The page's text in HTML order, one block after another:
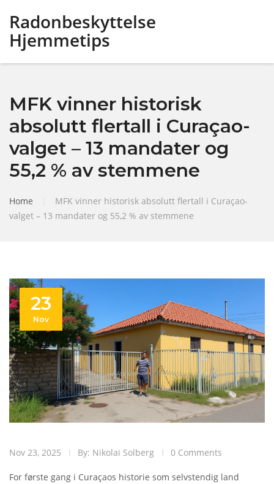
Radonbeskyttelse
Hjemmetips
MFK vinner historisk
absolutt flertall i Curaçao-
valget – 13 mandater og
55,2 % av stemmene
Home
MFK vinner historisk absolutt flertall i Curaçao-
valget – 13 mandater og 55,2 % av stemmene
23
Nov
Nov 23, 2025 By: Nikolai Solberg 0 Comments
For første gang i Curaçaos historie som selvstendig land